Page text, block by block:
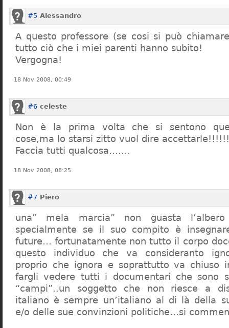
#5 Alessandro
A questo professore (se cosi si può
tutto ciò che i miei parenti hanno subito!
Vergogna!
18 Nov 2008, 00:49
#6 celeste
Non è la prima volta che si sentono
cose,ma lo starsi zitto vuol dire accettarle!!!!!!
Faccia tutti qualcosa…….
18 Nov 2008, 08:25
#7 Piero
una” mela marcia” non guasta
specialmente se il suo compito è
future… fortunatamente non tutto il corpo
questo individuo che va consideranto
proprio che ignora e soprattutto va chiuso
fargli vedere tutti i documentari che sono
“campi”..un soggetto che non riesce a
italiano è sempre un’italiano al di là della
e/o delle sue convinzioni politiche…si